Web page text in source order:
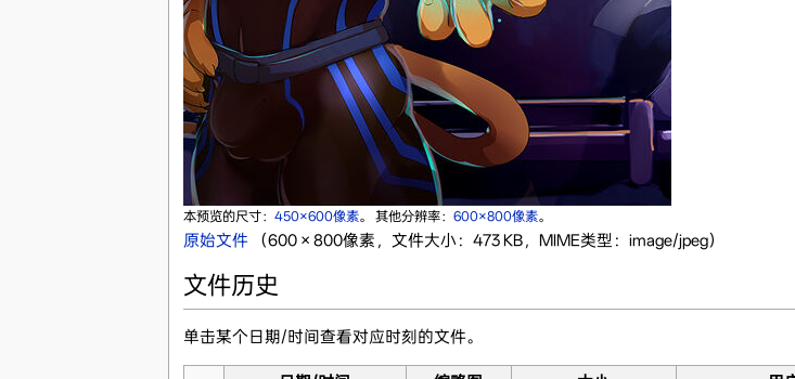
本预览的尺寸： 450×600像素。 其他分辨率： 600×800像素。
原始文件‎ （600 × 800像素，文件大小：473 KB，MIME类型：image/jpeg）
文件历史
单击某个日期/时间查看对应时刻的文件。